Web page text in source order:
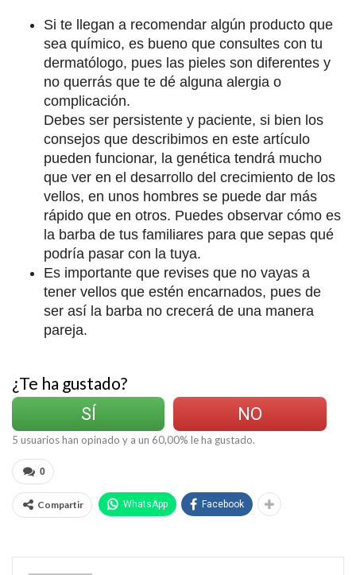
Si te llegan a recomendar algún producto que
sea químico, es bueno que consultes con tu
dermatólogo, pues las pieles son diferentes y
no querrás que te dé alguna alergia o
complicación.
Debes ser persistente y paciente, si bien los
consejos que describimos en este artículo
pueden funcionar, la genética tendrá mucho
que ver en el desarrollo del crecimiento de los
vellos, en unos hombres se puede dar más
rápido que en otros. Puedes observar cómo es
la barba de tus familiares para que sepas qué
podría pasar con la tuya.
Es importante que revises que no vayas a
tener vellos que estén encarnados, pues de
ser así la barba no crecerá de una manera
pareja.
¿Te ha gustado?
SÍ
NO
5 usuarios han opinado y a un 60,00% le ha gustado.
0
Compartir WhatsApp Facebook